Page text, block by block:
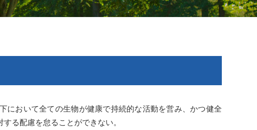
において全ての生物が健康で持続的な活動を営み、かつ健全
る配慮を怠ることができない。